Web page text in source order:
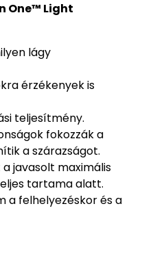
One™ Light
lágy
érzékenyek is
teljesítmény.
fokozzák a
a szárazságot.
javasolt maximális
tartama alatt.
a felhelyezéskor és a